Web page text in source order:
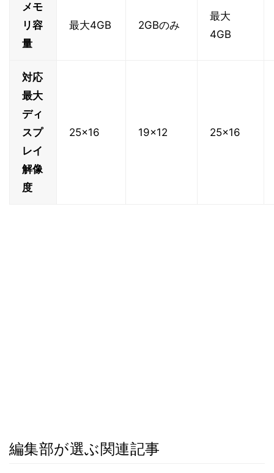
メモ
リ容
量
最大4GB 2GBのみ
最大
4GB
対応
最大
ディ
スプ
レイ
解像
度
25x16 19x12 25x16
編集部が選ぶ関連記事